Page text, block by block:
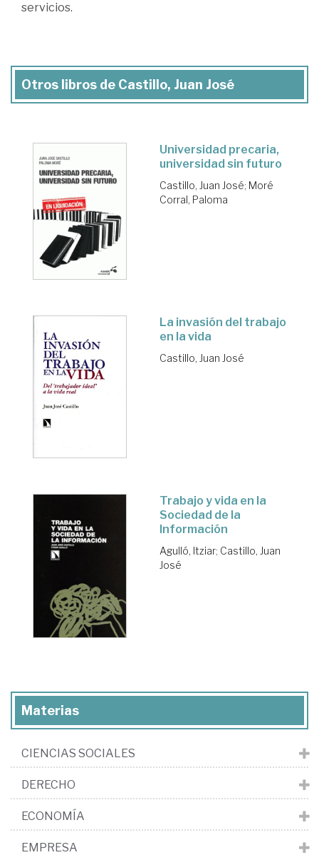
servicios.
Otros libros de Castillo, Juan José
Universidad precaria,
universidad sin futuro
Castillo, Juan José; Moré
Corral, Paloma
La invasión del trabajo
en la vida
Castillo, Juan José
Trabajo y vida en la
Sociedad de la
Información
Agulló, Itziar; Castillo, Juan
José
Materias
CIENCIAS SOCIALES
DERECHO
ECONOMÍA
EMPRESA